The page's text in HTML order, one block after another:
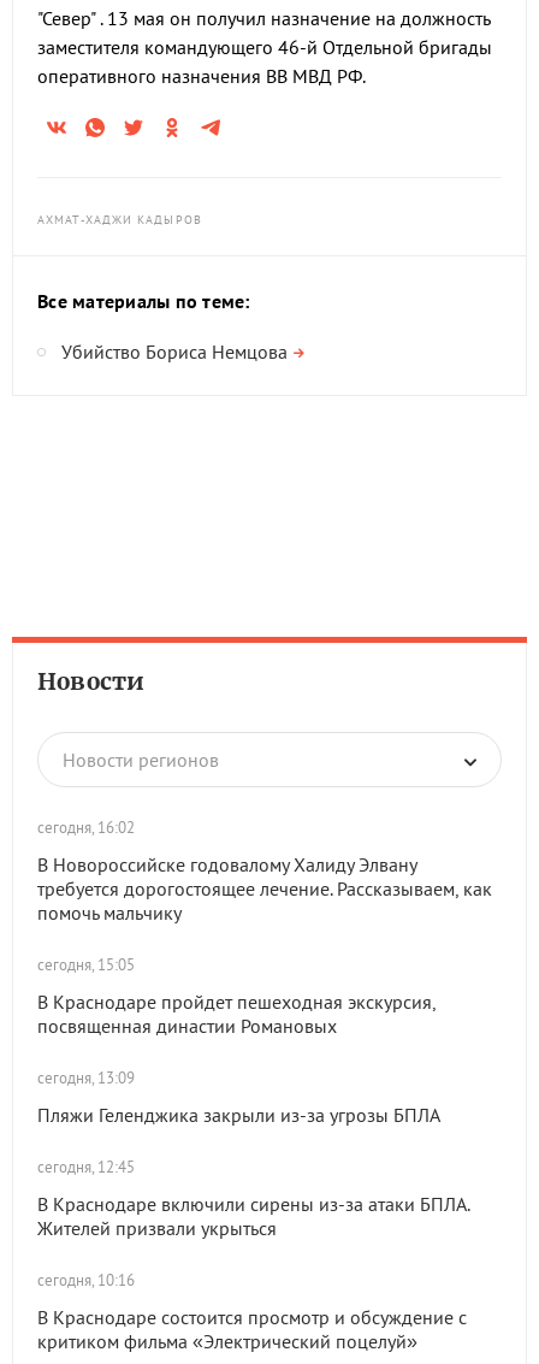
"Север" . 13 мая он получил назначение на должность
заместителя командующего 46-й Отдельной бригады
оперативного назначения ВВ МВД РФ.
АХМАТ-ХАДЖИ КАДЫРОВ
Все материалы по теме:
Убийство Бориса Немцова
Новости
Новости регионов
сегодня, 16:02
В Новороссийске годовалому Халиду Элвану
требуется дорогостоящее лечение. Рассказываем, как
помочь мальчику
сегодня, 15:05
В Краснодаре пройдет пешеходная экскурсия,
посвященная династии Романовых
сегодня, 13:09
Пляжи Геленджика закрыли из-за угрозы БПЛА
сегодня, 12:45
В Краснодаре включили сирены из-за атаки БПЛА.
Жителей призвали укрыться
сегодня, 10:16
В Краснодаре состоится просмотр и обсуждение с
критиком фильма «Электрический поцелуй»